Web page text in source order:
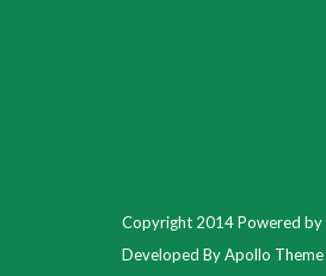
Copyright 2014 Powered by
Developed By Apollo Theme